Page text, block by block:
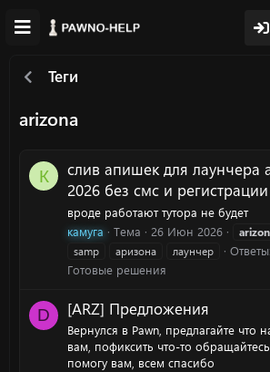
Теги
arizona
К
слив апишек для лаунчера
2026 без смс и регистрации
вроде работают тутора не будет
камуга
Тема 26 Июн 2026
samp
аризона лаунчер
Готовые решения
D [ARZ] Предложения
Вернулся в Pawn, предлагайте что
вам, пофиксить что-то
помогу вам, всем спасибо